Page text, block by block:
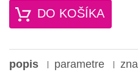
DO KOŠÍKA
popis parametre